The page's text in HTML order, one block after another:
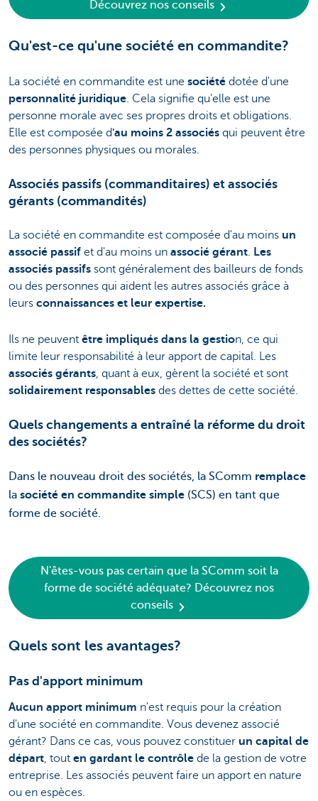
Découvrez nos conseils
Qu'est-ce qu'une société en commandite?
La société en commandite est une société dotée d'une
personnalité juridique. Cela signifie qu'elle est une
personne morale avec ses propres droits et obligations.
Elle est composée d'au moins 2 associés qui peuvent être
des personnes physiques ou morales.
Associés passifs (commanditaires) et associés
gérants (commandités)
La société en commandite est composée d'au moins un
associé passif et d'au moins un associé gérant. Les
associés passifs sont généralement des bailleurs de fonds
ou des personnes qui aident les autres associés grâce à
leurs connaissances et leur expertise.
Ils ne peuvent être impliqués dans la gestion, ce qui
limite leur responsabilité à leur apport de capital. Les
associés gérants , quant à eux, gèrent la société et sont
solidairement responsables des dettes de cette société.
Quels changements a entraîné la réforme du droit
des sociétés?
Dans le nouveau droit des sociétés, la SComm remplace
la société en commandite simple (SCS) en tant que
forme de société.
N'êtes-vous pas certain que la SComm soit la
forme de société adéquate? Découvrez nos
conseils
Quels sont les avantages?
Pas d'apport minimum
Aucun apport minimum n'est requis pour la création
d'une société en commandite. Vous devenez associé
gérant? Dans ce cas, vous pouvez constituer un capital de
départ, tout en gardant le contrôle de la gestion de votre
entreprise. Les associés peuvent faire un apport en nature
ou en espèces.